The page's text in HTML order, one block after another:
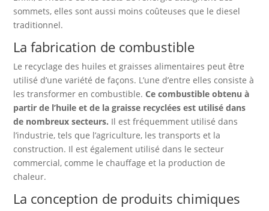
sommets, elles sont aussi moins coûteuses que le diesel
traditionnel.
La fabrication de combustible
Le recyclage des huiles et graisses alimentaires peut être
utilisé d’une variété de façons. L’une d’entre elles consiste à
les transformer en combustible.Ce combustible obtenu à
partir de l’huile et de la graisse recyclées est utilisé dans
de nombreux secteurs. Il est fréquemment utilisé dans
l’industrie, tels que l’agriculture, les transports et la
construction. Il est également utilisé dans le secteur
commercial, comme le chauffage et la production de
chaleur.
La conception de produits chimiques